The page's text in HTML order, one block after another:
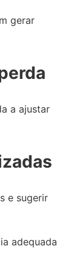
gerar
a ajustar
e sugerir
adequada